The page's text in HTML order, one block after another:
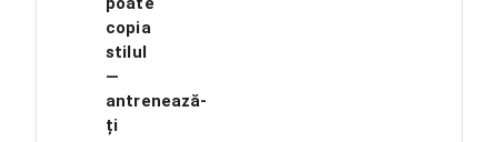
copia
stilul
—
antrenează-
ți